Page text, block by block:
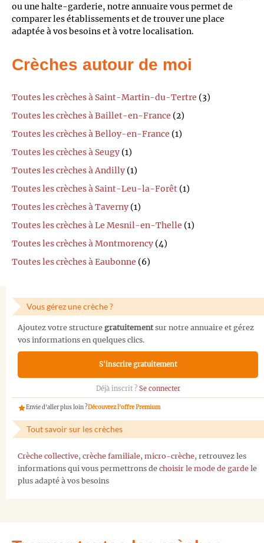
ou une halte-garderie, notre annuaire vous permet de
comparer les établissements et de trouver une place
adaptée à vos besoins et à votre localisation.
Crèches autour de moi
Toutes les crèches à Saint-Martin-du-Tertre (3)
Toutes les crèches à Baillet-en-France (2)
Toutes les crèches à Belloy-en-France (1)
Toutes les crèches à Seugy (1)
Toutes les crèches à Andilly (1)
Toutes les crèches à Saint-Leu-la-Forêt (1)
Toutes les crèches à Taverny (1)
Toutes les crèches à Le Mesnil-en-Thelle (1)
Toutes les crèches à Montmorency (4)
Toutes les crèches à Eaubonne (6)
Vous gérez une crèche ?
Ajoutez votre structure gratuitementsur notre annuaire et gérez
vos informations en quelques clics.
S'inscrire gratuitement
Déjà inscrit ? Se connecter
Envie d'aller plus loin ?Découvrez l'offre Premium
Tout savoir sur les crèches
Crèche collective, crèche familiale, micro-crèche, retrouvez les
informations qui vous permettrons de choisir le mode de garde le
plus adapté à vos besoins